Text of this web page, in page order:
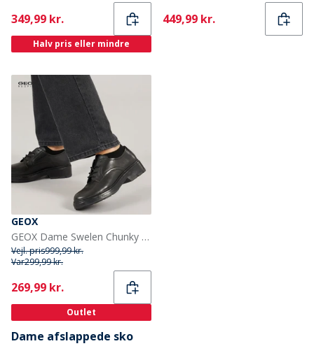
Current
349,99 kr.
Halv pris eller mindre
Current
449,99 kr.
GEOX
GEOX Dame Swelen Chunky Oxford Sko Sort
Vejl. pris999,99 kr.
Var299,99 kr.
Current
269,99 kr.
Outlet
Dame afslappede sko